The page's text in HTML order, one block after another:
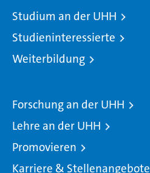
Studium an der UHH
Studieninteressierte
Weiterbildung
Forschung an der UHH
Lehre an der UHH
Promovieren
Karriere & Stellenangebote